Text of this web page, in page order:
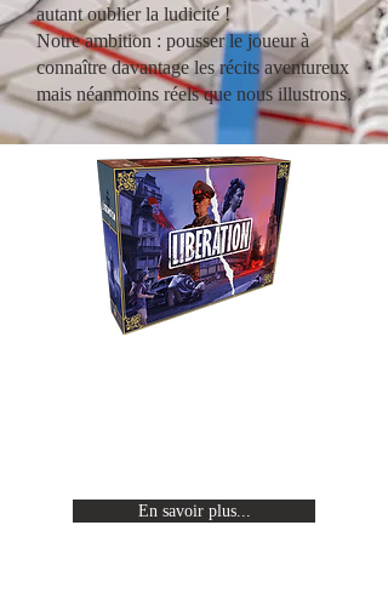
autant oublier la ludicité !
Notre ambition : pousser le joueur à
connaître davantage les récits aventureux
mais néanmoins réels que nous illustrons.
En savoir plus...